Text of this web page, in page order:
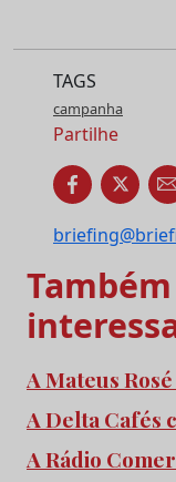
TAGS
campanha
Partilhe
A Mateus
A Delta Cafés
A Rádio